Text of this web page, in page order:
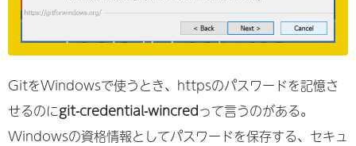
GitをWindowsで使うとき、httpsのパスワードを記憶さ
せるのにgit-credential-wincredって言うのがある。
Windowsの資格情報としてパスワードを保存する、セキュ